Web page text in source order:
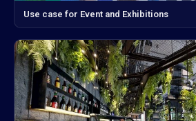
Use case for Event and Exhibitions